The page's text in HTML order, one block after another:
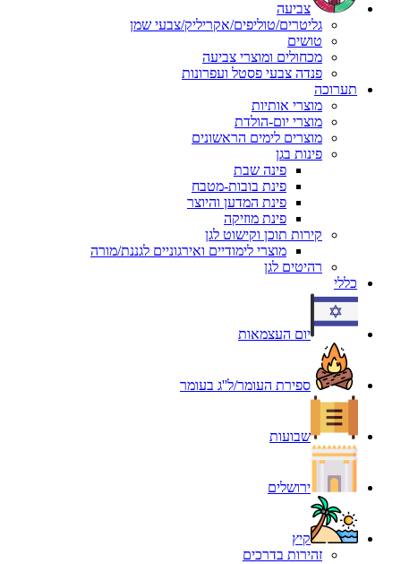
צביעה
גליטרים/טוליפים/אקריליק/צבעי שמן
טושים
מכחולים ומוצרי צביעה
פנדה צבעי פסטל ועפרונות
תערוכה
מוצרי אותיות
מוצרי יום-הולדת
מוצרים לימים הראשונים
פינות בגן
פינה שבת
פינת בובות-מטבח
פינת המדען והיוצר
פינת מוזיקה
קירות תוכן וקישוט לגן
מוצרי לימודיים ואירגוניים לגננת/מורה
רהיטים לגן
כללי
יום העצמאות
ספירת העומר/ל''ג בעומר
שבועות
ירושלים
קיץ
זהירות בדרכים